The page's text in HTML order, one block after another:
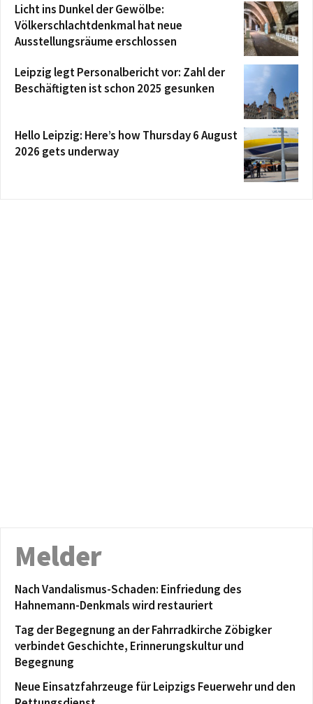
Licht ins Dunkel der Gewölbe:
Völkerschlachtdenkmal hat neue
Ausstellungsräume erschlossen
Leipzig legt Personalbericht vor: Zahl der
Beschäftigten ist schon 2025 gesunken
Hello Leipzig: Here’s how Thursday 6 August
2026 gets underway
Melder
Nach Vandalismus-Schaden: Einfriedung des
Hahnemann-Denkmals wird restauriert
Tag der Begegnung an der Fahrradkirche Zöbigker
verbindet Geschichte, Erinnerungskultur und
Begegnung
Neue Einsatzfahrzeuge für Leipzigs Feuerwehr und den